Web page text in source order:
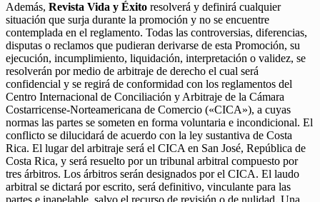
Además, Revista Vida y Éxito resolverá y definirá cualquier
situación que surja durante la promoción y no se encuentre
contemplada en el reglamento. Todas las controversias, diferencias,
disputas o reclamos que pudieran derivarse de esta Promoción, su
ejecución, incumplimiento, liquidación, interpretación o validez, se
resolverán por medio de arbitraje de derecho el cual será
confidencial y se regirá de conformidad con los reglamentos del
Centro Internacional de Conciliación y Arbitraje de la Cámara
Costarricense-Norteamericana de Comercio («CICA»), a cuyas
normas las partes se someten en forma voluntaria e incondicional. El
conflicto se dilucidará de acuerdo con la ley sustantiva de Costa
Rica. El lugar del arbitraje será el CICA en San José, República de
Costa Rica, y será resuelto por un tribunal arbitral compuesto por
tres árbitros. Los árbitros serán designados por el CICA. El laudo
arbitral se dictará por escrito, será definitivo, vinculante para las